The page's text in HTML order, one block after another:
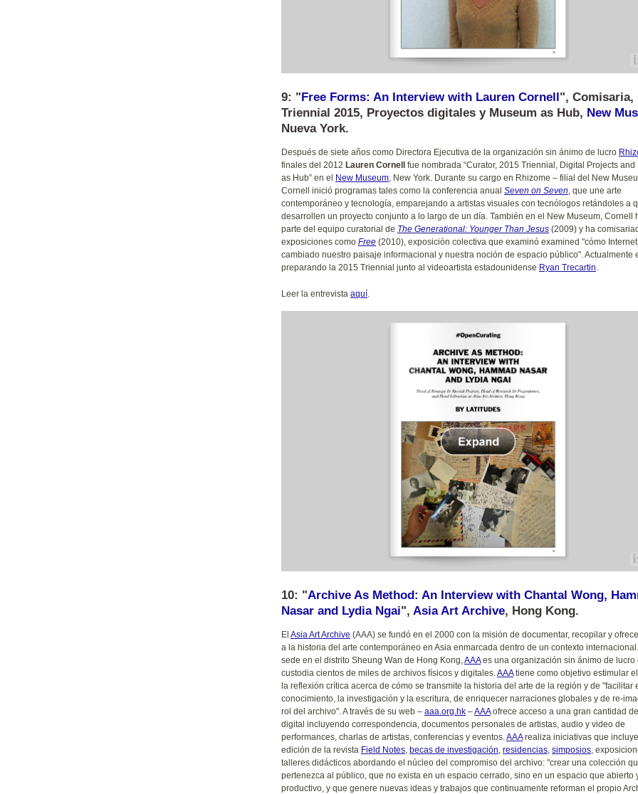
9: "Free Forms: An Interview with Lauren Cornell", Comisaria,
Triennial 2015, Proyectos digitales y Museum as Hub, New
Nueva York.
Después de siete años como Directora Ejecutiva de la organización sin ánimo de lucro
finales del 2012 Lauren Cornell
fue nombrada “Curator, 2015 Triennial, Digital Projects and
as Hub” en el
New Museum, New York. Durante su cargo en Rhizome – filial del New
Cornell inició programas tales como la conferencia anual Seven on Seven, que une arte
contemporáneo y tecnología, emparejando a artistas visuales con tecnólogos retándoles a
desarrollen un proyecto conjunto a lo largo de un día. También en el New Museum, Cornell
parte del equipo curatorial de The Generational: Younger Than Jesus (2009) y ha
exposiciones como Free (2010), exposición colectiva que examinó examined "cómo
cambiado nuestro paisaje informacional y nuestra noción de espacio público". Actualmente
preparando la 2015 Triennial junto al videoartista estadounidense Ryan Trecartin.
Leer la entrevista aquí
10: "Archive As Method: An Interview with Chantal Wong,
Nasar and Lydia Ngai", Asia Art Archive, Hong Kong.
El Asia Art Archive (AAA) se fundó en el 2000 con la misión de documentar, recopilar y
a la historia del arte contemporáneo en Asia enmarcada dentro de un contexto
sede en el distrito Sheung Wan de Hong Kong,AAAes una organización sin ánimo de lucro
custodia cientos de miles de archivos físicos y digitales.AAAtiene como objetivo estimular
la reflexión crítica acerca de cómo se transmite la historia del arte de la región y de "facilitar
conocimiento, la investigación y la escritura, de enriquecer narraciones globales y de re-
rol del archivo". A través de su web – aaa.org.hk –AAAofrece acceso a una gran cantidad
digital incluyendo correspondencia, documentos personales de artistas, audio y video de
performances, charlas de artistas, conferencias y eventos.AAArealiza iniciativas que
edición de la revista Field Notes, becas de investigación, residencias, simposios,
talleres didácticos abordando el núcleo del compromiso del archivo: "crear una colección
pertenezca al público, que no exista en un espacio cerrado, sino en un espacio que abierto
productivo, y que genere nuevas ideas y trabajos que continuamente reforman el propio